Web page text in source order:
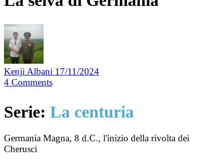
Kenji Albani 17/11/2024
4 Comments
Serie: La centuria
Germania Magna, 8 d.C., l'inizio della rivolta dei
Cherusci